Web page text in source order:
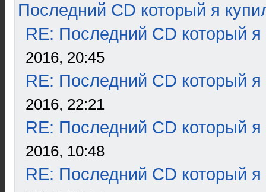
Последний CD который я
RE: Последний CD который я
2016, 20:45
RE: Последний CD который я
2016, 22:21
RE: Последний CD который я
2016, 10:48
RE: Последний CD который я